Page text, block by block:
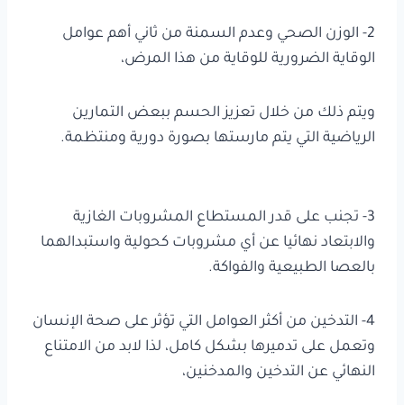
2- الوزن الصحي وعدم السمنة من ثاني أهم عوامل
الوقاية الضرورية للوقاية من هذا المرض،
ويتم ذلك من خلال تعزيز الحسم ببعض التمارين
الرياضية التي يتم مارستها بصورة دورية ومنتظمة.
3- تجنب على قدر المستطاع المشروبات الغازية
والابتعاد نهائيا عن أي مشروبات كحولية واستبدالهما
بالعصا الطبيعية والفواكة.
4- التدخين من أكثر العوامل التي تؤثر على صحة الإنسان
وتعمل على تدميرها بشكل كامل، لذا لابد من الامتناع
النهائي عن التدخين والمدخنين،